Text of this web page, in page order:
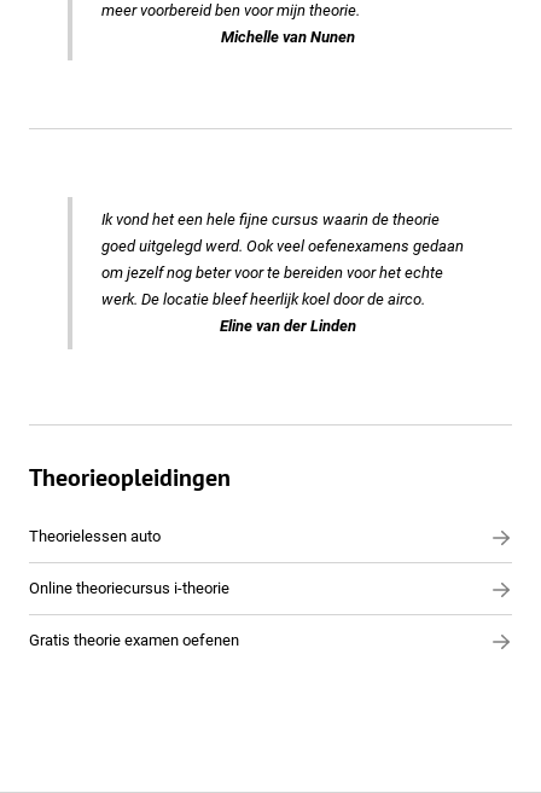
meer voorbereid ben voor mijn theorie.
Michelle van Nunen
Ik vond het een hele fijne cursus waarin de theorie
goed uitgelegd werd. Ook veel oefenexamens gedaan
om jezelf nog beter voor te bereiden voor het echte
werk. De locatie bleef heerlijk koel door de airco.
Eline van der Linden
Theorieopleidingen
Theorielessen auto
Online theoriecursus i-theorie
Gratis theorie examen oefenen